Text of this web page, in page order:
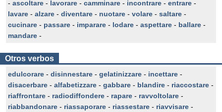
- ascoltare - lavorare - camminare - incontrare - entrare -
lavare - alzare - diventare - nuotare - volare - saltare -
cucinare - passare - imparare - lodare - aspettare - ballare -
mandare -
Otros verbos
edulcorare - disinnestare - gelatinizzare - incettare -
disacerbare - alfabetizzare - gabbare - blandire - riaccostare -
riaffrontare - radiodiffondere - rapare - ravvoltolare -
riabbandonare - riassaporare - riassestare - riavvisare -